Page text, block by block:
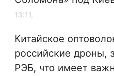
13:11,
Китайское
российские дроны,
РЭБ, что имеет